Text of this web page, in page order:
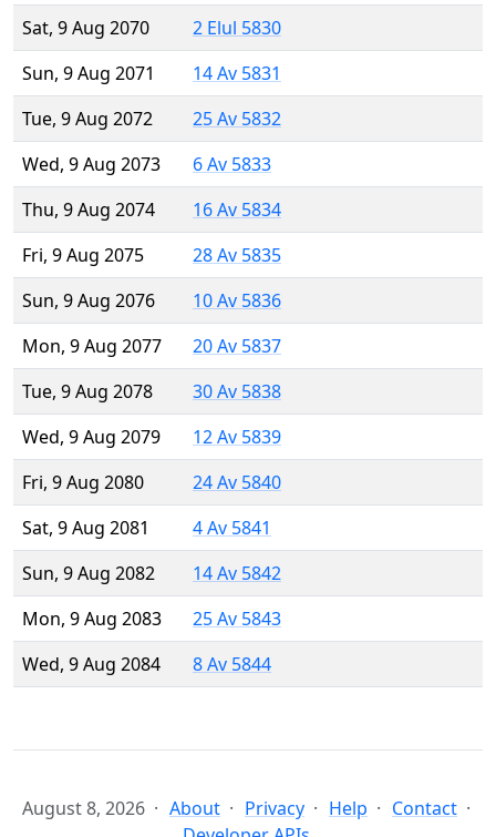
Sat, 9 Aug 2070
2 Elul 5830
Sun, 9 Aug 2071
14 Av 5831
Tue, 9 Aug 2072
25 Av 5832
Wed, 9 Aug 2073
6 Av 5833
Thu, 9 Aug 2074
16 Av 5834
Fri, 9 Aug 2075
28 Av 5835
Sun, 9 Aug 2076
10 Av 5836
Mon, 9 Aug 2077
20 Av 5837
Tue, 9 Aug 2078
30 Av 5838
Wed, 9 Aug 2079
12 Av 5839
Fri, 9 Aug 2080
24 Av 5840
Sat, 9 Aug 2081
4 Av 5841
Sun, 9 Aug 2082
14 Av 5842
Mon, 9 Aug 2083
25 Av 5843
Wed, 9 Aug 2084
8 Av 5844
August 8, 2026 About Privacy Help
Contact